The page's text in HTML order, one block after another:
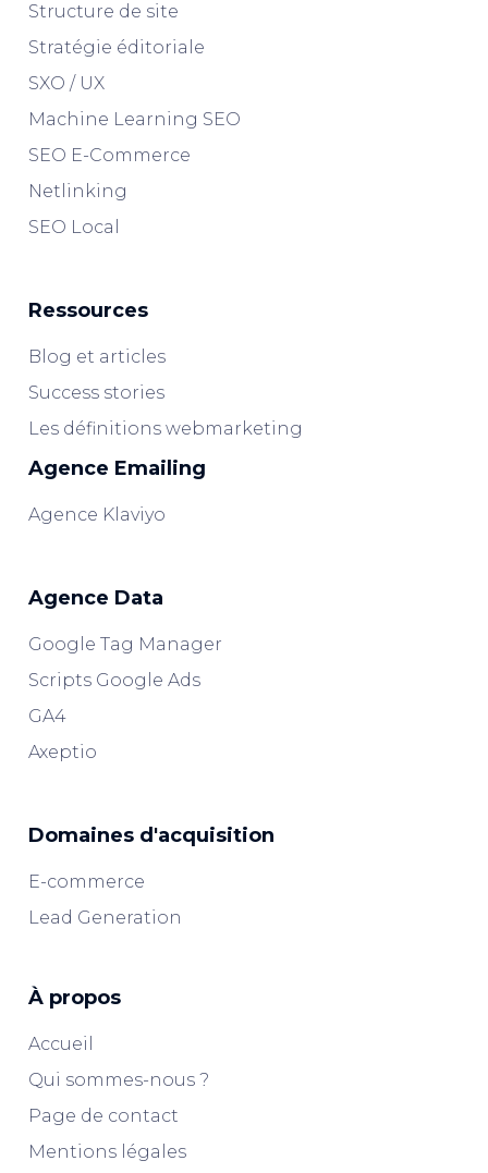
Structure de site
Stratégie éditoriale
SXO / UX
Machine Learning SEO
SEO E-Commerce
Netlinking
SEO Local
Ressources
Blog et articles
Success stories
Les définitions webmarketing
Agence Emailing
Agence Klaviyo
Agence Data
Google Tag Manager
Scripts Google Ads
GA4
Axeptio
Domaines d'acquisition
E-commerce
Lead Generation
À propos
Accueil
Qui sommes-nous ?
Page de contact
Mentions légales